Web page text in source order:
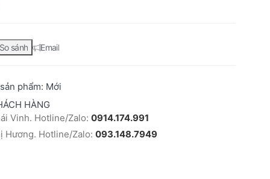
So sánh Email
phẩm: Mới
HÀNG
Vinh. Hotline/Zalo: 0914.174.991
Hương. Hotline/Zalo: 093.148.7949